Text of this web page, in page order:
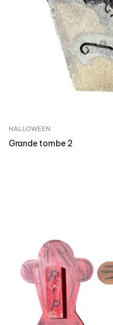
HALLOWEEN
Grande tombe 2